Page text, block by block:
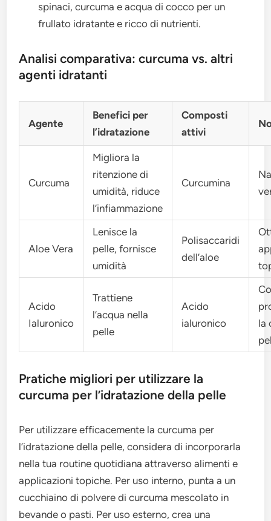
spinaci, curcuma e acqua di cocco per un
frullato idratante e ricco di nutrienti.
Analisi comparativa: curcuma vs. altri
agenti idratanti
Agente
Benefici per
l’idratazione
Composti
attivi
Curcuma
Migliora la
ritenzione di
umidità, riduce
l’infiammazione
Curcumina
Aloe Vera
Lenisce la
pelle, fornisce
umidità
Polisaccaridi
dell’aloe
Acido
Ialuronico
Trattiene
l’acqua nella
pelle
Acido
ialuronico
la
Pratiche migliori per utilizzare la
curcuma per l’idratazione della pelle
Per utilizzare efficacemente la curcuma per
l’idratazione della pelle, considera di incorporarla
nella tua routine quotidiana attraverso alimenti e
applicazioni topiche. Per uso interno, punta a un
cucchiaino di polvere di curcuma mescolato in
bevande o pasti. Per uso esterno, crea una